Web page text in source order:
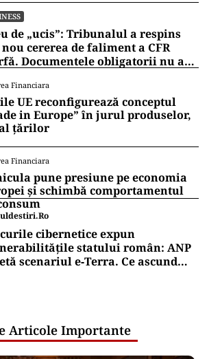
de „ucis”: Tribunalul a respins
cererea de faliment a CFR
Documentele obligatorii nu au
Financiara
UE reconfigurează conceptul
in Europe” în jurul produselor,
țărilor
Financiara
pune presiune pe economia
și schimbă comportamentul
cibernetice expun
statului român: ANP
scenariul e‑Terra. Ce ascund
Articole Importante